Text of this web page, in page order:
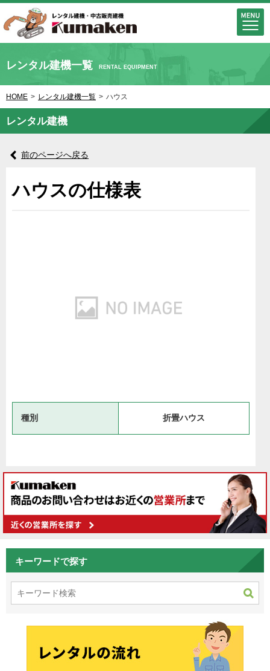
レンタル建機一覧 RENTAL EQUIPMENT
HOME > レンタル建機一覧 > ハウス
レンタル建機
前のページへ戻る
ハウスの仕様表
種別 折畳ハウス
キーワードで探す